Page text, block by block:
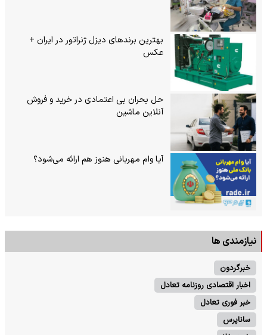
بهترین برندهای دیزل ژنراتور در ایران +
عکس
حل بحران بی‌ اعتمادی در خرید و فروش
آنلاین ماشین
آیا وام مهربانی هنوز هم ارائه می‌شود؟
نیازمندی ها
خبرگردون
اخبار اقتصادی روزنامه تعادل
خبر فوری تعادل
ساناپرس